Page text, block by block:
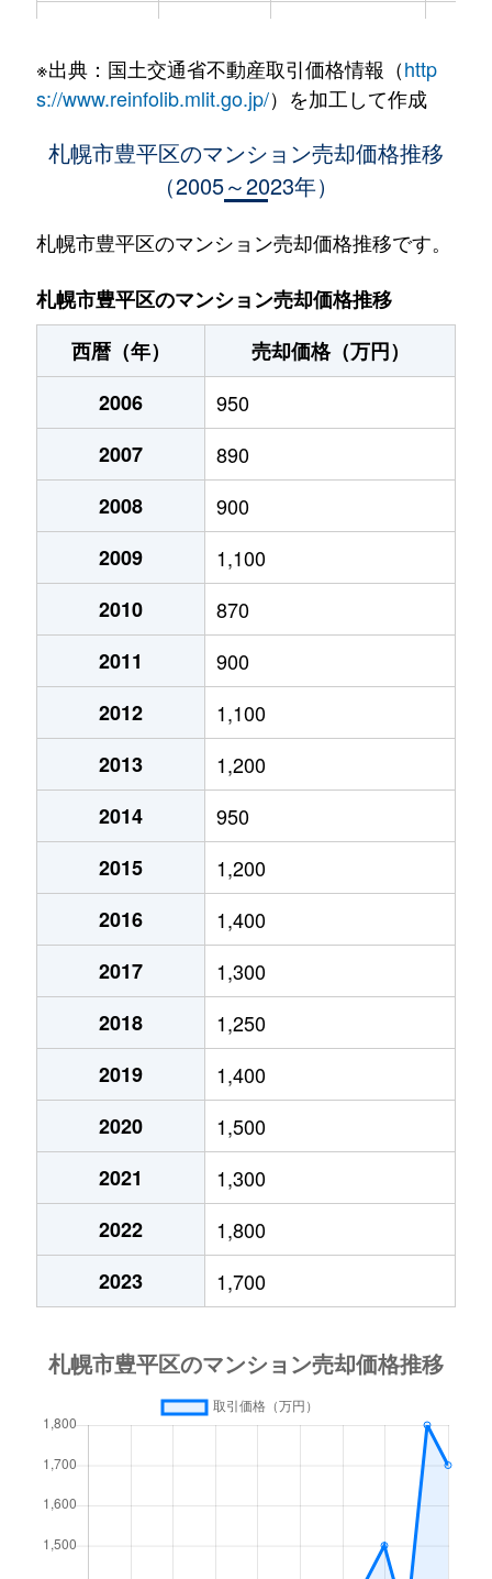
水車町
1,400万円 中の島
徒歩
2,500万円 月寒中央
月寒中央通
2,700万円 月寒中央
月寒中央通
1,500万円 月寒中央
月寒中央通
3,000万円 月寒中央
月寒中央通
2,000万円
月寒中央通
260万円
月寒中央通
3,000万円
月寒中央通
3,300万円
月寒西１条
2,900万円
月寒西１条
1,600万円
月寒西１条
1,400万円
月寒西１条
1,100万円
月寒西２条
2,000万円
月寒西３条
1,800万円
月寒西３条
1,500万円
月寒西３条
1,700万円
月寒西３条
1,800万円
月寒西４条
1,700万円
月寒西４条
880万円
月寒西４条
700万円
月寒西５条
810万円
月寒西５条
1,600万円
月寒東１条
2,300万円 月寒中央
徒歩
2,100万円 月寒中央
月寒東１条
徒歩
月寒東１条
2,100万円 福住
月寒東１条
※出典：国土交通省不動産取引価格情報（http
s://www.reinfolib.mlit.go.jp/）を加工して作成
札幌市豊平区のマンション売却価格推移
（2005～2023年）
札幌市豊平区のマンション売却価格推移です。
札幌市豊平区のマンション売却価格推移
西暦（年）
売却価格（万円）
2006
950
2007
890
2008
900
2009
1,100
2010
870
2011
900
2012
1,100
2013
1,200
2014
950
2015
1,200
2016
1,400
2017
1,300
2018
1,250
2019
1,400
2020
1,500
2021
1,300
2022
1,800
2023
1,700